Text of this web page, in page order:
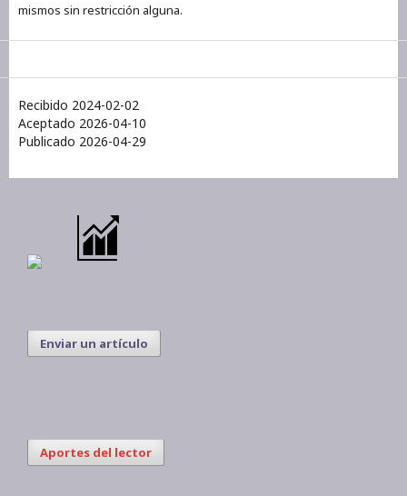
mismos sin restricción alguna.
Recibido 2024-02-02
Aceptado 2026-04-10
Publicado 2026-04-29
Enviar un artículo
Aportes del lector